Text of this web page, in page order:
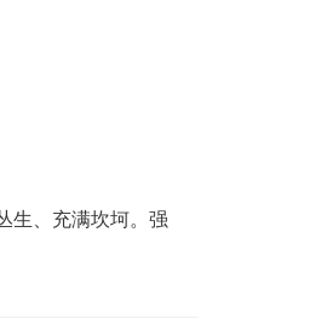
生、充满坎坷。强